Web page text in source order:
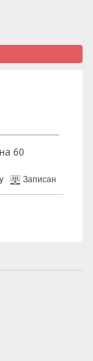
60
Записан